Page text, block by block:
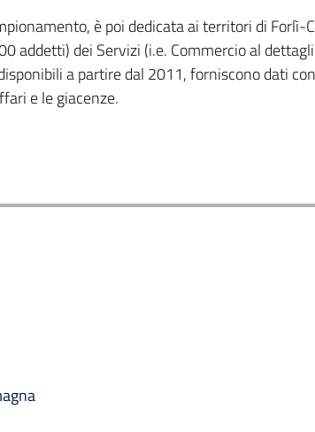
è poi dedicata ai territori di Forlì-
addetti) dei Servizi (i.e. Commercio al
a partire dal 2011, forniscono dati
e le giacenze.